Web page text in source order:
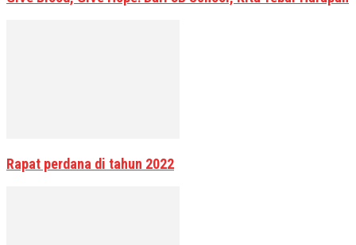
Rapat perdana di tahun 2022